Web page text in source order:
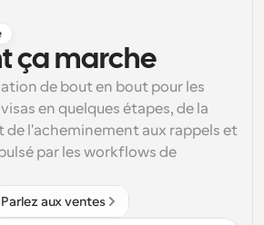
surpuissante avec des appels
alimentés par l'IA
planification et les rappels
les dernières nouvelles et mises à
clients en quelques minutes
dynamique
ça marche
de bout en bout pour les
en quelques étapes, de la
de l'acheminement aux rappels et
par les workflows de
Parlez aux ventes